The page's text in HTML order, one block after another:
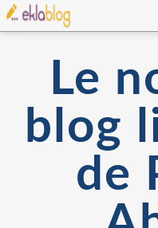
Le
blog
de